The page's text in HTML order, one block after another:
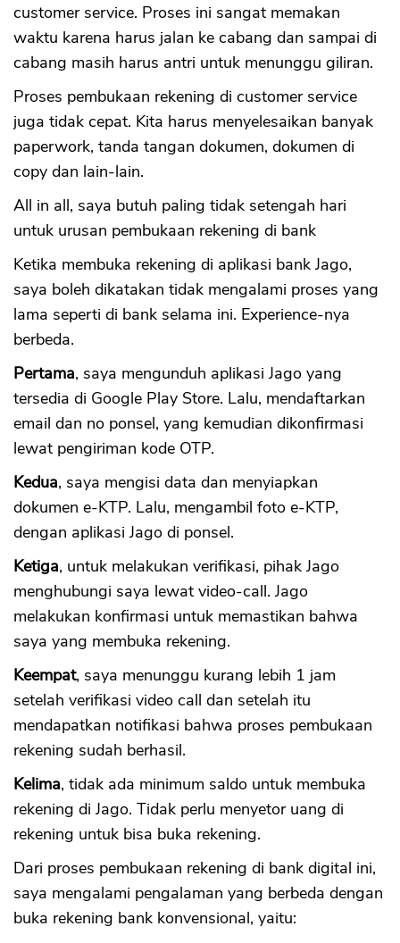
customer service. Proses ini sangat memakan
waktu karena harus jalan ke cabang dan sampai di
cabang masih harus antri untuk menunggu giliran.
Proses pembukaan rekening di customer service
juga tidak cepat. Kita harus menyelesaikan banyak
paperwork, tanda tangan dokumen, dokumen di
copy dan lain-lain.
All in all, saya butuh paling tidak setengah hari
untuk urusan pembukaan rekening di bank
Ketika membuka rekening di aplikasi bank Jago,
saya boleh dikatakan tidak mengalami proses yang
lama seperti di bank selama ini. Experience-nya
berbeda.
Pertama, saya mengunduh aplikasi Jago yang
tersedia di Google Play Store. Lalu, mendaftarkan
email dan no ponsel, yang kemudian dikonfirmasi
lewat pengiriman kode OTP.
Kedua, saya mengisi data dan menyiapkan
dokumen e-KTP. Lalu, mengambil foto e-KTP,
dengan aplikasi Jago di ponsel.
Ketiga, untuk melakukan verifikasi, pihak Jago
menghubungi saya lewat video-call. Jago
melakukan konfirmasi untuk memastikan bahwa
saya yang membuka rekening.
Keempat, saya menunggu kurang lebih 1 jam
setelah verifikasi video call dan setelah itu
mendapatkan notifikasi bahwa proses pembukaan
rekening sudah berhasil.
Kelima, tidak ada minimum saldo untuk membuka
rekening di Jago. Tidak perlu menyetor uang di
rekening untuk bisa buka rekening.
Dari proses pembukaan rekening di bank digital ini,
saya mengalami pengalaman yang berbeda dengan
buka rekening bank konvensional, yaitu: